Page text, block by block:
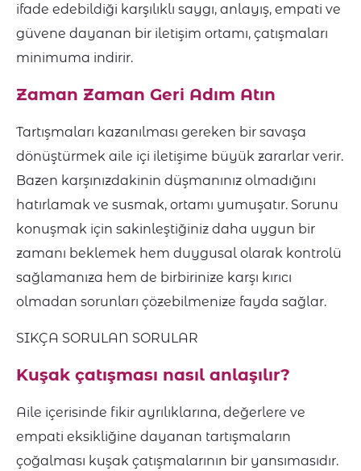
ifade edebildiği karşılıklı saygı, anlayış, empati ve
güvene dayanan bir iletişim ortamı, çatışmaları
minimuma indirir.
Zaman Zaman Geri Adım Atın
Tartışmaları kazanılması gereken bir savaşa
dönüştürmek aile içi iletişime büyük zararlar verir.
Bazen karşınızdakinin düşmanınız olmadığını
hatırlamak ve susmak, ortamı yumuşatır. Sorunu
konuşmak için sakinleştiğiniz daha uygun bir
zamanı beklemek hem duygusal olarak kontrolü
sağlamanıza hem de birbirinize karşı kırıcı
olmadan sorunları çözebilmenize fayda sağlar.
SIKÇA SORULAN SORULAR
Kuşak çatışması nasıl anlaşılır?
Aile içerisinde fikir ayrılıklarına, değerlere ve
empati eksikliğine dayanan tartışmaların
çoğalması kuşak çatışmalarının bir yansımasıdır.